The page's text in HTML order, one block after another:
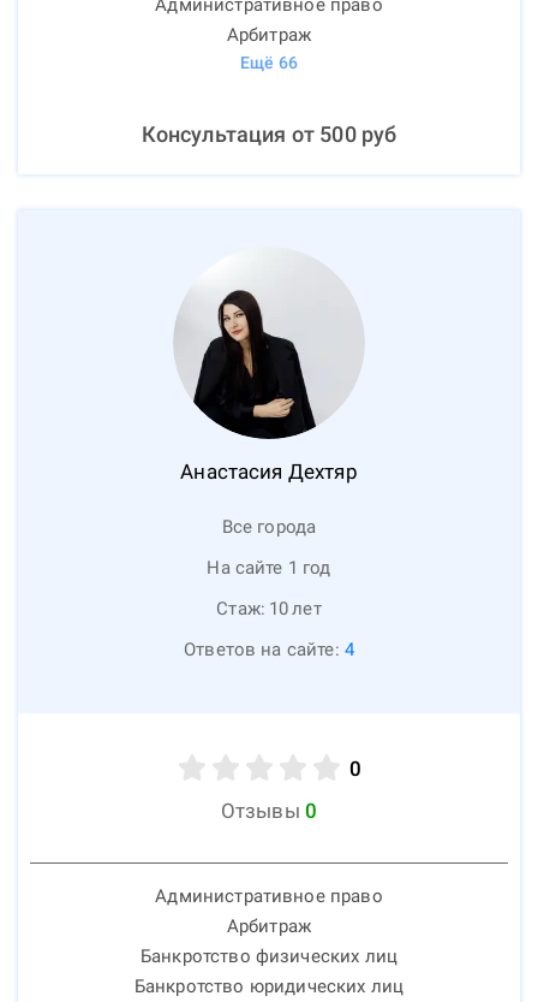
Административное право
Арбитраж
Ещё 66
Консультация от 500руб
Анастасия Дехтяр
Все города
На сайте 1 год
Стаж: 10лет
Ответов на сайте: 4
0
Отзывы 0
Административное право
Арбитраж
Банкротство физических лиц
Банкротство юридических лиц